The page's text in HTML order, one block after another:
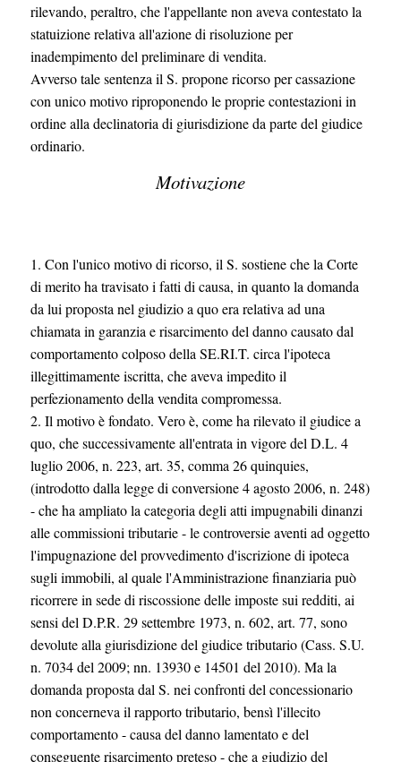
rilevando, peraltro, che l'appellante non aveva contestato la
statuizione relativa all'azione di risoluzione per
inadempimento del preliminare di vendita.
Avverso tale sentenza il S. propone ricorso per cassazione
con unico motivo riproponendo le proprie contestazioni in
ordine alla declinatoria di giurisdizione da parte del giudice
ordinario.
Motivazione
1. Con l'unico motivo di ricorso, il S. sostiene che la Corte
di merito ha travisato i fatti di causa, in quanto la domanda
da lui proposta nel giudizio a quo era relativa ad una
chiamata in garanzia e risarcimento del danno causato dal
comportamento colposo della SE.RI.T. circa l'ipoteca
illegittimamente iscritta, che aveva impedito il
perfezionamento della vendita compromessa.
2. Il motivo è fondato. Vero è, come ha rilevato il giudice a
quo, che successivamente all'entrata in vigore del D.L. 4
luglio 2006, n. 223, art. 35, comma 26 quinquies,
(introdotto dalla legge di conversione 4 agosto 2006, n. 248)
- che ha ampliato la categoria degli atti impugnabili dinanzi
alle commissioni tributarie - le controversie aventi ad oggetto
l'impugnazione del provvedimento d'iscrizione di ipoteca
sugli immobili, al quale l'Amministrazione finanziaria può
ricorrere in sede di riscossione delle imposte sui redditi, ai
sensi del D.P.R. 29 settembre 1973, n. 602, art. 77, sono
devolute alla giurisdizione del giudice tributario (Cass. S.U.
n. 7034 del 2009; nn. 13930 e 14501 del 2010). Ma la
domanda proposta dal S. nei confronti del concessionario
non concerneva il rapporto tributario, bensì l'illecito
comportamento - causa del danno lamentato e del
conseguente risarcimento preteso - che a giudizio del